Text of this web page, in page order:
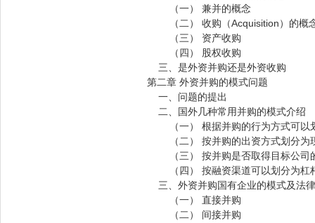
（一） 兼并的概念
（二） 收购（Acquisition）的概
（三） 资产收购
（四） 股权收购
三、是外资并购还是外资收购
第二章 外资并购的模式问题
一、问题的提出
二、国外几种常用并购的模式介绍
（一） 根据并购的行为方式可以
（二） 按并购的出资方式划分为
（三） 按并购是否取得目标公司
（四） 按融资渠道可以划分为杠
三、外资并购国有企业的模式及法
（一） 直接并购
（二） 间接并购